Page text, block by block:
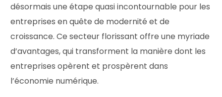
désormais une étape quasi incontournable pour les
entreprises en quête de modernité et de
croissance. Ce secteur florissant offre une myriade
d’avantages, qui transforment la manière dont les
entreprises opèrent et prospèrent dans
l’économie numérique.